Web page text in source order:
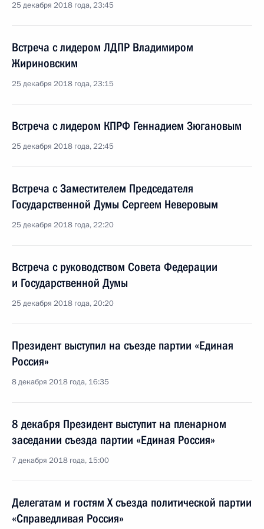
25 декабря 2018 года, 23:45
Встреча с лидером ЛДПР Владимиром
Жириновским
25 декабря 2018 года, 23:15
Встреча с лидером КПРФ Геннадием Зюгановым
25 декабря 2018 года, 22:45
Встреча с Заместителем Председателя
Государственной Думы Сергеем Неверовым
25 декабря 2018 года, 22:20
Встреча с руководством Совета Федерации
и Государственной Думы
25 декабря 2018 года, 20:20
Президент выступил на съезде партии «Единая
Россия»
8 декабря 2018 года, 16:35
8 декабря Президент выступит на пленарном
заседании съезда партии «Единая Россия»
7 декабря 2018 года, 15:00
Делегатам и гостям X съезда политической партии
«Справедливая Россия»